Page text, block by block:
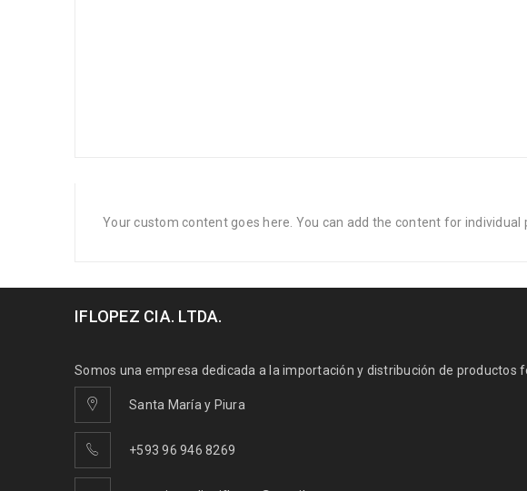
Your custom content goes here. You can add the content for individual
IFLOPEZ CIA. LTDA.
Somos una empresa dedicada a la importación y distribución de productos
Santa María y Piura
+593 96 946 8269